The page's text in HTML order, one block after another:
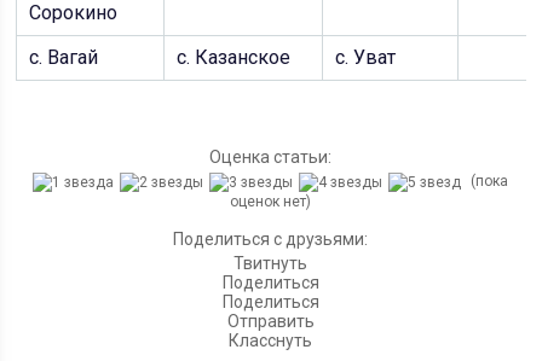
Сорокино
с. Вагай с. Казанское с. Уват
Оценка статьи:
(пока
оценок нет)
Поделиться с друзьями:
Твитнуть
Поделиться
Поделиться
Отправить
Класснуть